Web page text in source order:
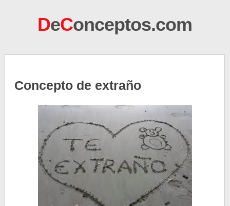
DeConceptos.com
Concepto de extraño